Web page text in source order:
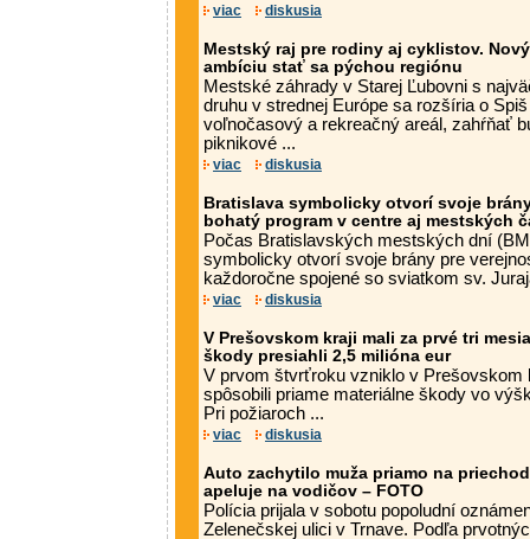
viac diskusia
Mestský raj pre rodiny aj cyklistov.
ambíciu stať sa pýchou regiónu
Mestské záhrady v Starej Ľubovni s
druhu v strednej Európe sa rozšíria o
voľnočasový a rekreačný areál, zahŕňať
piknikové ...
viac diskusia
Bratislava symbolicky otvorí svoje
bohatý program v centre aj mestských
Počas Bratislavských mestských dní
symbolicky otvorí svoje brány pre
každoročne spojené so sviatkom sv.
viac diskusia
V Prešovskom kraji mali za prvé tri
škody presiahli 2,5 milióna eur
V prvom štvrťroku vzniklo v Prešovskom
spôsobili priame materiálne škody vo
Pri požiaroch ...
viac diskusia
Auto zachytilo muža priamo na
apeluje na vodičov – FOTO
Polícia prijala v sobotu popoludní
Zelenečskej ulici v Trnave. Podľa